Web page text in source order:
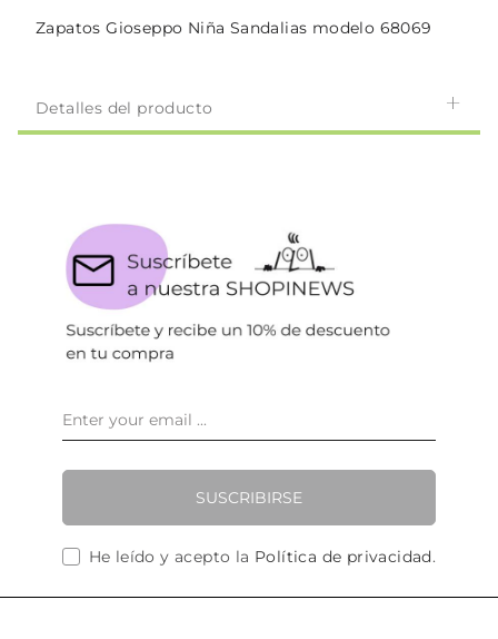
Zapatos Gioseppo Niña Sandalias modelo 68069
Detalles del producto
SUSCRIBIRSE
He leído y acepto la Política de privacidad.